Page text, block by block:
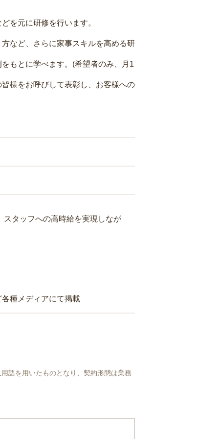
を元に研修を行います。
など、さらに家事スキルを高める研
もとに学べます。(希望者のみ、月1
様をお呼びして表彰し、お客様への
タッフへの高時給を実現しなが
種メディアにて掲載
語を用いたものとなり、契約形態は業務